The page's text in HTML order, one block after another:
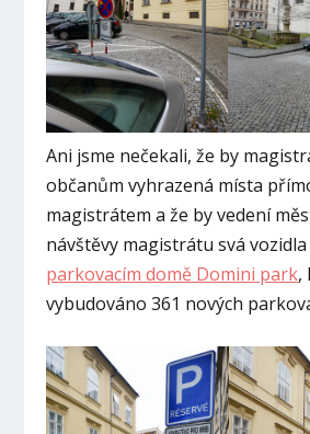
Ani jsme nečekali, že by
občanům vyhrazená místa
magistrátem a že by vedení
návštěvy magistrátu svá
parkovacím domě Domini park,
vybudováno 361 nových